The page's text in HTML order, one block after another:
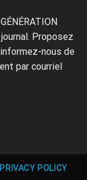
Proposez
nous de
par courriel
POLICY